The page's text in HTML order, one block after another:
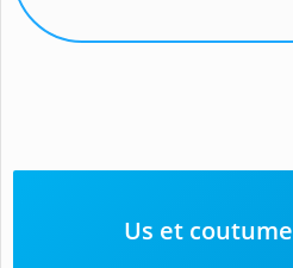
Us et